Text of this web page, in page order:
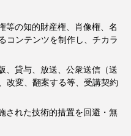
等の知的財産権、肖像権、名
コンテンツを制作し、チカラ
、貸与、放送、公衆送信（送
改変、翻案する等、受講契約
された技術的措置を回避・無